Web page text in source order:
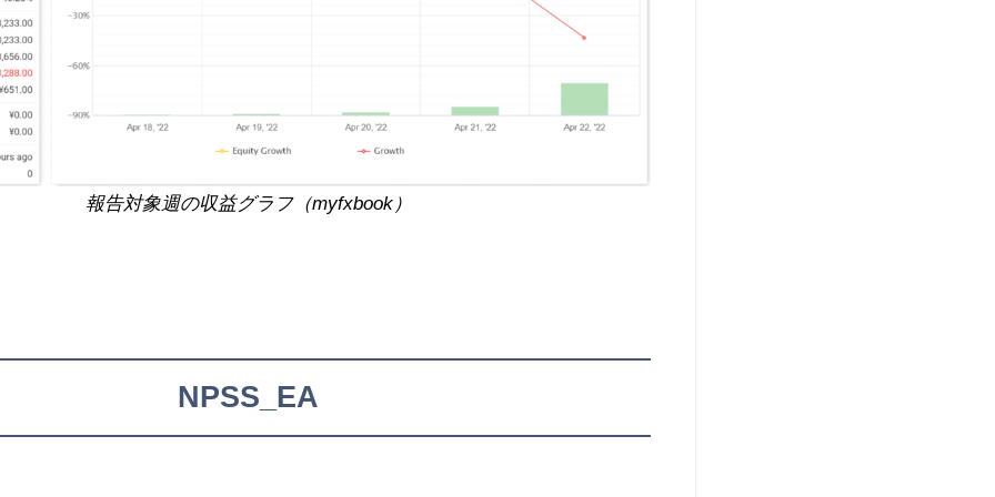
報告対象週の収益グラフ（myfxbook）
NPSS_EA